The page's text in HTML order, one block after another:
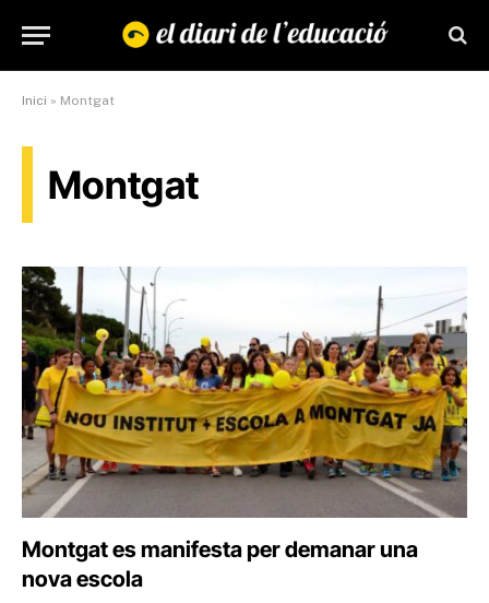
Inici » Montgat
Montgat
Montgat es manifesta per demanar una
nova escola